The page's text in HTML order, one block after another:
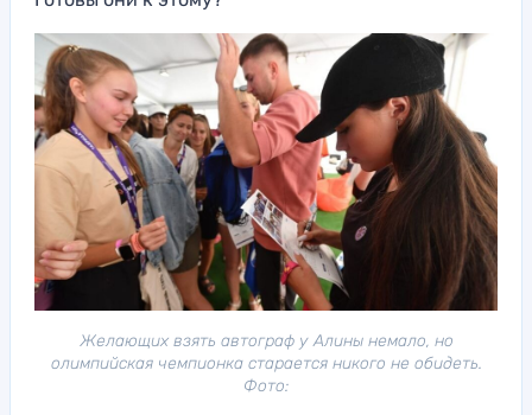
Желающих взять автограф у Алины немало, но
олимпийская чемпионка старается никого не обидеть.
Фото: